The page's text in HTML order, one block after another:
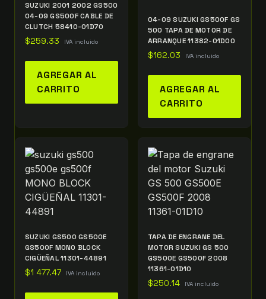
SUZUKI 2001 2002 GS500
04-09 GS500F CABLE DE
CLUTCH 58410-01D70
$259.33 IVA incluido
AGREGAR AL
CARRITO
04-09 SUZUKI GS500F GS
500 TAPA DE MOTOR DE
ARRANQUE 11382-01D00
$162.03 IVA incluido
AGREGAR AL
CARRITO
SUZUKI GS500 GS500E
GS500F MONO BLOCK
CIGÜEÑAL 11301-44891
$1 477.47 IVA incluido
TAPA DE ENGRANE DEL
MOTOR SUZUKI GS 500
GS500E GS500F 2008
11361-01D10
$250.14 IVA incluido